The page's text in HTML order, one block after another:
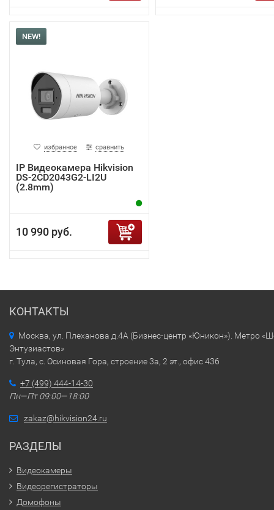
NEW!
избранное сравнить
IP Видеокамера Hikvision
DS-2CD2043G2-LI2U
(2.8mm)
10 990 руб.
КОНТАКТЫ
Москва, ул. Плеханова д.4А (Бизнес-центр «Юникон»). Метро
Энтузиастов»
г. Тула, с. Осиновая Гора, строение 3а, 2 эт., офис 436
+7 (499) 444-14-30
Пн—Пт 09:00—18:00
zakaz@hikvision24.ru
РАЗДЕЛЫ
Видеокамеры
Видеорегистраторы
Домофоны